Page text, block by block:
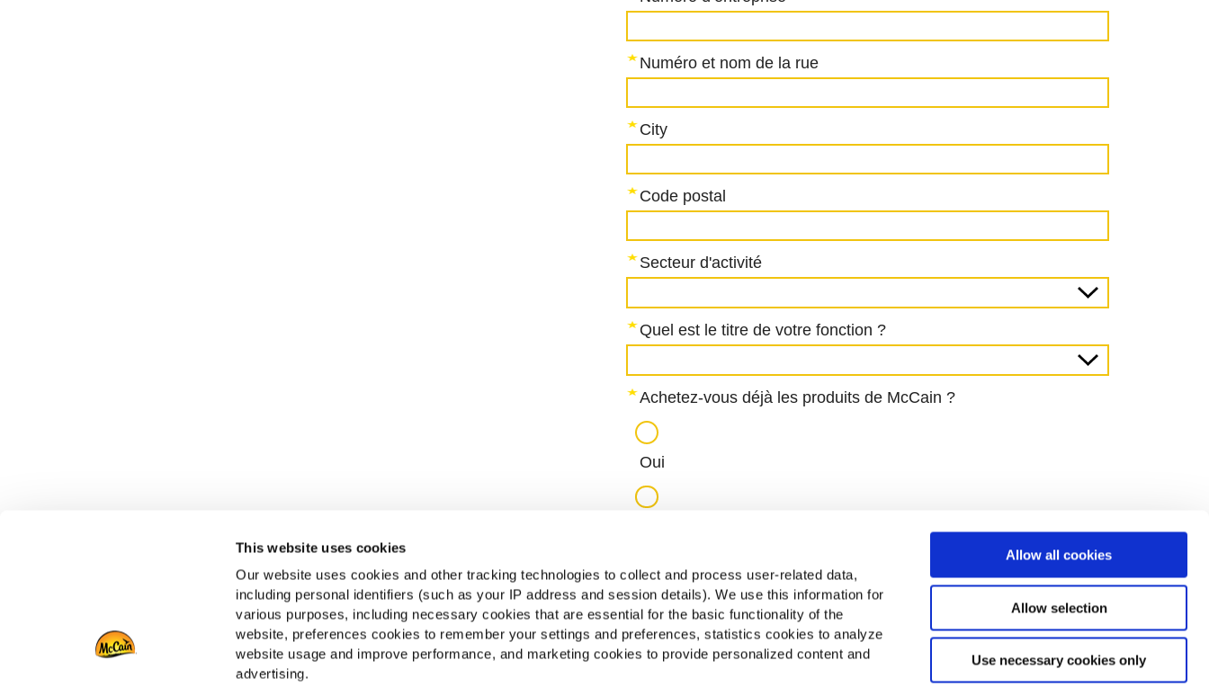
This website uses cookies
Our website uses cookies and other tracking technologies to collect and process user-related data,
including personal identifiers (such as your IP address and session details). We use this information for
various purposes, including necessary cookies that are essential for the basic functionality of the
website, preferences cookies to remember your settings and preferences, statistics cookies to analyze
website usage and improve performance, and marketing cookies to provide personalized content and
advertising.
Allow all cookies
Allow selection
Use necessary cookies only